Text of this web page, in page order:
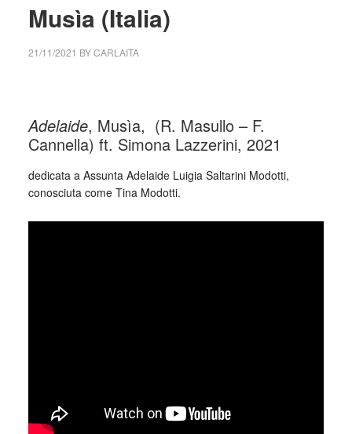
Musìa (Italia)
21/11/2021 BYCARLAITA
Adelaide, Musìa, (R. Masullo – F.
Cannella) ft. Simona Lazzerini, 2021
dedicata a Assunta Adelaide Luigia Saltarini Modotti,
conosciuta come Tina Modotti.